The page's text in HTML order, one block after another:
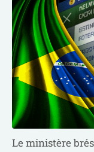
LIENS UTILES
ÉVÉNEMENTS
Le ministère